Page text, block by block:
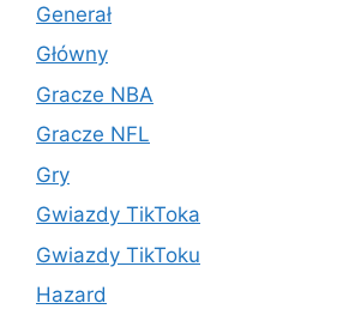
Generał
Główny
Gracze NBA
Gracze NFL
Gry
Gwiazdy TikToka
Gwiazdy TikToku
Hazard